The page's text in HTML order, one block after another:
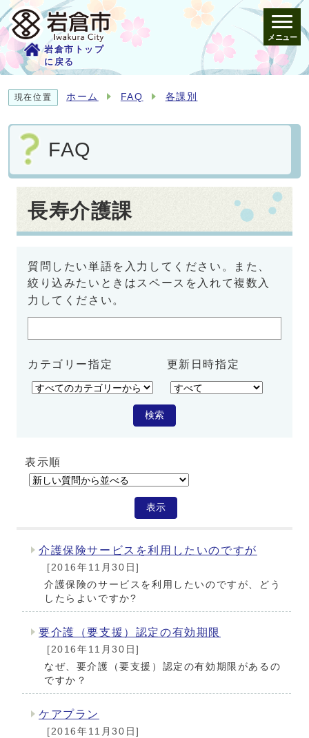
岩倉市トップ
に戻る
メニュー
現在位置 ホーム FAQ 各課別
FAQ
長寿介護課
質問したい単語を入力してください。また、
絞り込みたいときはスペースを入れて複数入
力してください。
カテゴリー指定 更新日時指定
検索
メインメニュー
表示順
表示
介護保険サービスを利用したいのですが
[2016年11月30日]
介護保険のサービスを利用したいのですが、どう
したらよいですか?
要介護（要支援）認定の有効期限
[2016年11月30日]
なぜ、要介護（要支援）認定の有効期限があるの
ですか？
ケアプラン
[2016年11月30日]